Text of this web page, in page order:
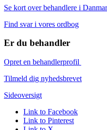
Se kort over behandlere i
Find svar i vores ordbog
Er du behandler
Opret en behandlerprofil
Tilmeld dig nyhedsbrevet
Sideoversigt
Link to Facebook
Link to Pinterest